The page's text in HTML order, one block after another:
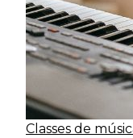
Classes de